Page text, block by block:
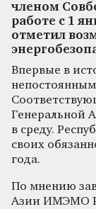
членом
работе с 1
отметил
Впервые в
Генеральной
в среду.
своих
года.
По мнению
Азии ИМЭМО